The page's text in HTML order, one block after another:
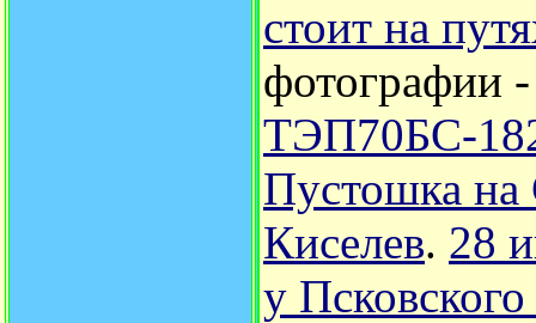
стоит на
фотографии
ТЭП70БС-182
Пустошка на
Киселев. 28
у